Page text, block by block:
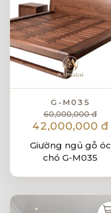
G-M035
60,000,000 đ
42,000,000 đ
Giường ngủ gỗ óc
chó G-M035